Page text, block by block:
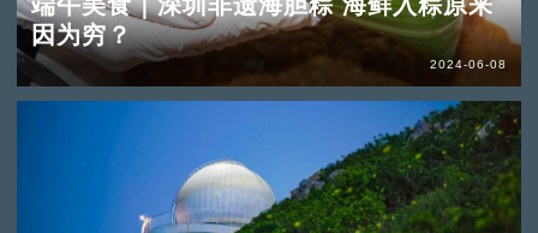
因为穷？
2024-06-08